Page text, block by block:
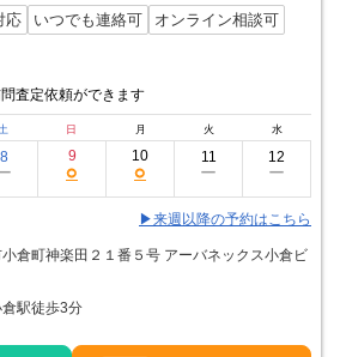
応 いつでも連絡可
オンライン相談可
査定依頼ができます
日 月 火 水
8 9
○
10
○
11
ー
12
ー
▶来週以降の予約はこちら
倉町神楽田２１番５号 アーバネックス小倉ビ
駅徒歩3分